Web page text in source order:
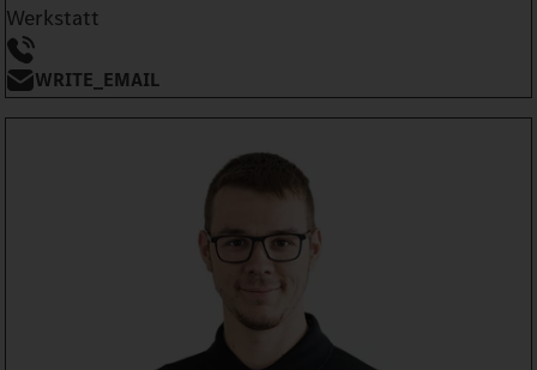
Werkstatt
WRITE_EMAIL